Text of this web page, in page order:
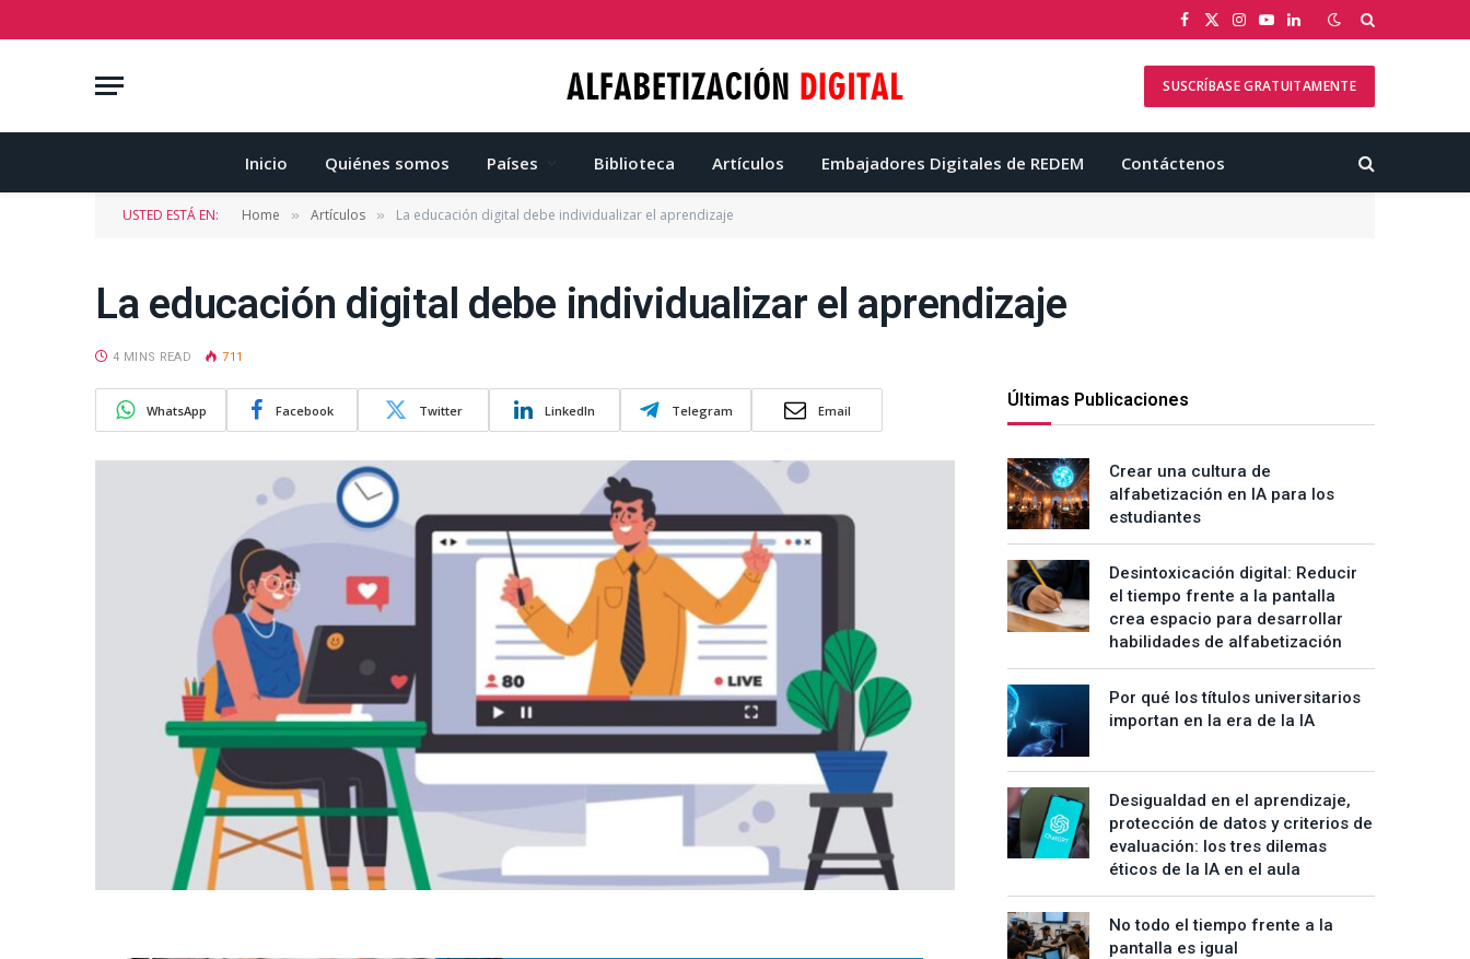
Facebook
X
Instagram
YouTube
LinkedIn
SUSCRÍBASE GRATUITAMENTE
Inicio Quiénes somos Países Biblioteca Artículos Embajadores Digitales de REDEM Contáctenos
USTED ESTÁ EN: Home » Artículos » La educación digital debe individualizar el aprendizaje
La educación digital debe individualizar el aprendizaje
4 MINS READ 711
WhatsApp Facebook Twitter LinkedIn Telegram Email Últimas Publicaciones
Crear una cultura de
alfabetización en IA para los
estudiantes
Desintoxicación digital: Reducir
el tiempo frente a la pantalla
crea espacio para desarrollar
habilidades de alfabetización
Por qué los títulos universitarios
importan en la era de la IA
Desigualdad en el aprendizaje,
protección de datos y criterios de
evaluación: los tres dilemas
éticos de la IA en el aula
No todo el tiempo frente a la
pantalla es igual